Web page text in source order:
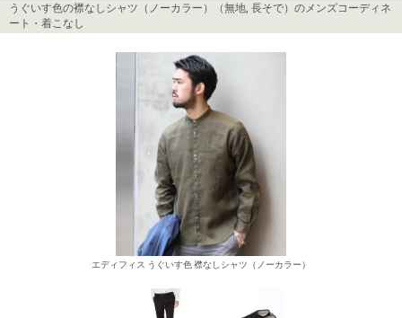
うぐいす色の襟なしシャツ（ノーカラー）（無地, 長そで）のメンズコーディネ
ート・着こなし
エディフィス うぐいす色 襟なしシャツ（ノーカラー）